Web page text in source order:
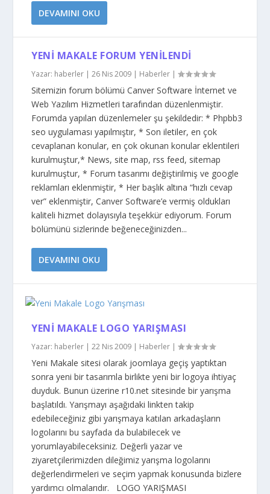
DEVAMINI OKU
YENI MAKALE FORUM YENILENDI
Yazar: haberler |26 Nis 2009 | Haberler |
Sitemizin forum bölümü Canver Software İnternet ve
Web Yazılım Hizmetleri tarafından düzenlenmiştir.
Forumda yapılan düzenlemeler şu şekildedir: * Phpbb3
seo uygulaması yapılmıştır, * Son iletiler, en çok
cevaplanan konular, en çok okunan konular eklentileri
kurulmuştur,* News, site map, rss feed, sitemap
kurulmuştur, * Forum tasarımı değiştirilmiş ve google
reklamları eklenmiştir, * Her başlık altına “hızlı cevap
ver” eklenmiştir, Canver Software’e vermiş oldukları
kaliteli hizmet dolayısıyla teşekkür ediyorum. Forum
bölümünü sizlerinde beğeneceğinizden...
DEVAMINI OKU
YENI MAKALE LOGO YARIŞMASI
Yazar: haberler |22 Nis 2009 | Haberler |
Yeni Makale sitesi olarak joomlaya geçiş yaptıktan
sonra yeni bir tasarımla birlikte yeni bir logoya ihtiyaç
duyduk. Bunun üzerine r10.net sitesinde bir yarışma
başlatıldı. Yarışmayı aşağıdaki linkten takip
edebileceğiniz gibi yarışmaya katılan arkadaşların
logolarını bu sayfada da bulabilecek ve
yorumlayabileceksiniz. Değerli yazar ve
ziyaretçilerimizden dileğimiz yarışma logolarını
değerlendirmeleri ve seçim yapmak konusunda bizlere
yardımcı olmalarıdır. LOGO YARIŞMASI